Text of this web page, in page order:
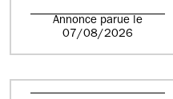
Annonce parue le
07/08/2026